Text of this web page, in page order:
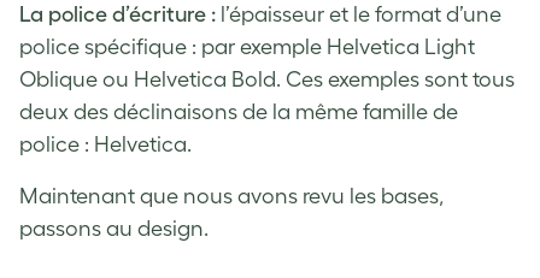
La police d’écriture : l’épaisseur et le format d’une
police spécifique : par exemple Helvetica Light
Oblique ou Helvetica Bold. Ces exemples sont tous
deux des déclinaisons de la même famille de
police : Helvetica.
Maintenant que nous avons revu les bases,
passons au design.